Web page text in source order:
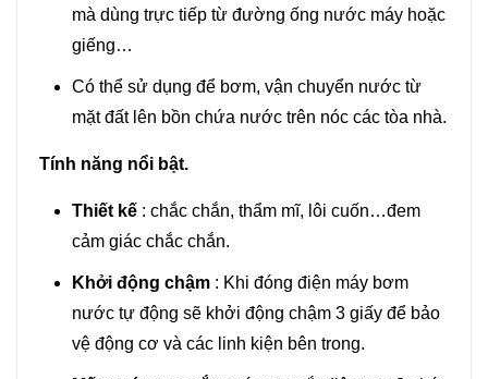
mà dùng trực tiếp từ đường ống nước máy hoặc
giếng…
Có thể sử dụng để bơm, vận chuyển nước từ
mặt đất lên bồn chứa nước trên nóc các tòa nhà.
Tính năng nổi bật.
Thiết kế : chắc chắn, thẩm mĩ, lôi cuốn…đem
cảm giác chắc chắn.
Khởi động chậm : Khi đóng điện máy bơm
nước tự động sẽ khởi động chậm 3 giấy để bảo
vệ động cơ và các linh kiện bên trong.